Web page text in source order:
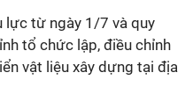
lực từ ngày 1/7 và quy
tổ chức lập, điều chỉnh
vật liệu xây dựng tại địa